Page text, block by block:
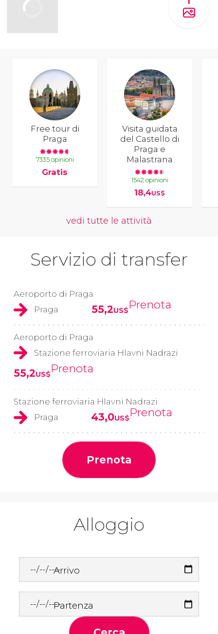
Free tour di
Praga
7335 opinioni
Gratis
Visita guidata
del Castello di
Praga e
Malastrana
1542 opinioni
18,4US$
vedi tutte le attività
Servizio di transfer
Aeroporto di Praga
Praga
55,2US$Prenota
Aeroporto di Praga
Stazione ferroviaria Hlavni Nadrazi
55,2US$Prenota
Stazione ferroviaria Hlavni Nadrazi
Praga
43,0US$Prenota
Prenota
Alloggio
Arrivo
Partenza